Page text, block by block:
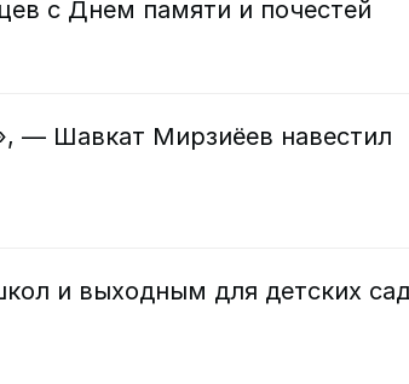
с Днем памяти и почестей
— Шавкат Мирзиёев навестил
и выходным для детских